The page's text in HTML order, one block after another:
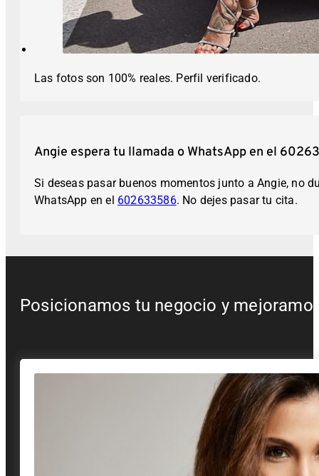
Las fotos son 100% reales. Perfil verificado.
Angie espera tu llamada o WhatsApp en el
Si deseas pasar buenos momentos junto a Angie, no
WhatsApp en el 602633586. No dejes pasar tu cita.
Posicionamos tu negocio y